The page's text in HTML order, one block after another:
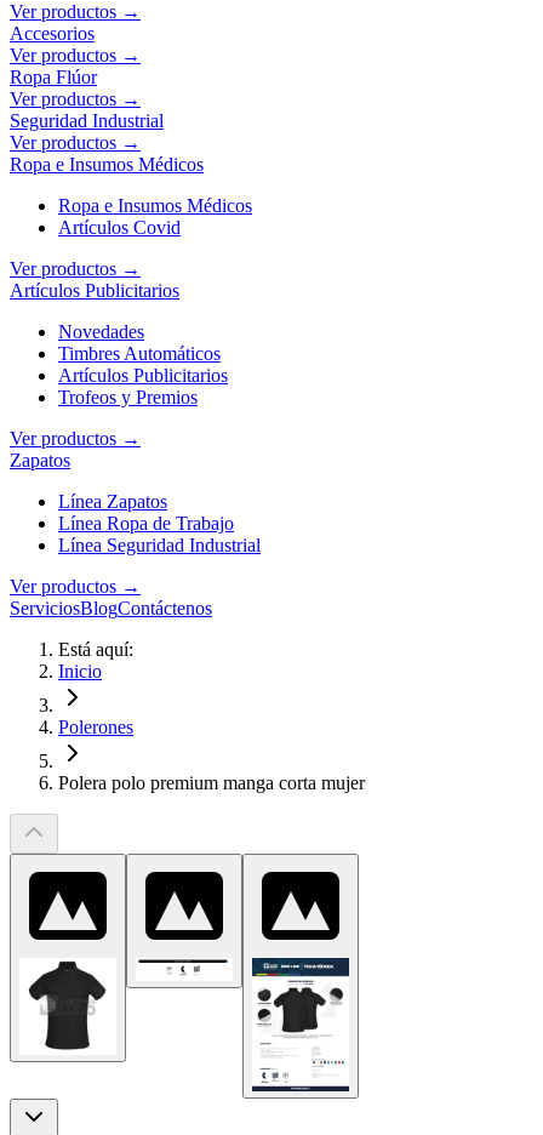
Ver productos →
Accesorios
Ver productos →
Ropa Flúor
Ver productos →
Seguridad Industrial
Ver productos →
Ropa e Insumos Médicos
Ropa e Insumos Médicos
Artículos Covid
Ver productos →
Artículos Publicitarios
Novedades
Timbres Automáticos
Artículos Publicitarios
Trofeos y Premios
Ver productos →
Zapatos
Línea Zapatos
Línea Ropa de Trabajo
Línea Seguridad Industrial
Ver productos →
ServiciosBlogContáctenos
Está aquí:
Inicio
Polerones
Polera polo premium manga corta mujer